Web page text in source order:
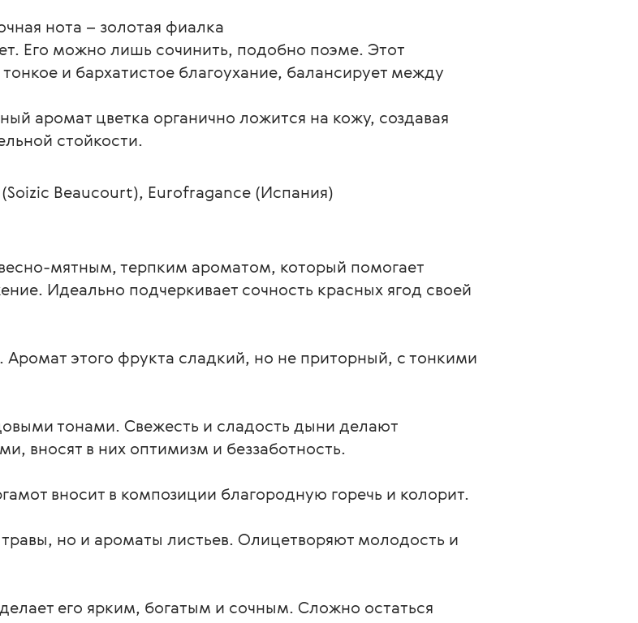
нота – золотая фиалка
Его можно лишь сочинить, подобно поэме. Этот
и бархатистое благоухание, балансирует между
аромат цветка органично ложится на кожу, создавая
стойкости.
Beaucourt), Eurofragance (Испания)
мятным, терпким ароматом, который помогает
Идеально подчеркивает сочность красных ягод своей
Аромат этого фрукта сладкий, но не приторный, с тонкими
тонами. Свежесть и сладость дыни делают
вносят в них оптимизм и беззаботность.
вносит в композиции благородную горечь и колорит.
но и ароматы листьев. Олицетворяют молодость и
его ярким, богатым и сочным. Сложно остаться